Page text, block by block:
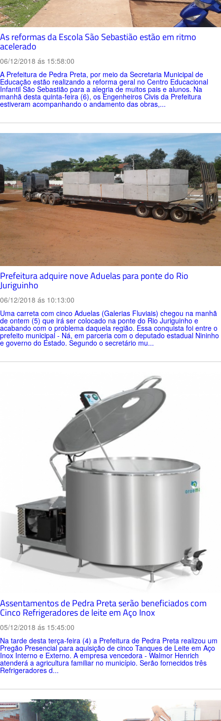
As reformas da Escola São Sebastião estão em ritmo
acelerado
06/12/2018 ás 15:58:00
A Prefeitura de Pedra Preta, por meio da Secretaria Municipal de
Educação estão realizando a reforma geral no Centro Educacional
Infantil São Sebastião para a alegria de muitos pais e alunos. Na
manhã desta quinta-feira (6), os Engenheiros Civis da Prefeitura
estiveram acompanhando o andamento das obras,...
Prefeitura adquire nove Aduelas para ponte do Rio
Juriguinho
06/12/2018 ás 10:13:00
Uma carreta com cinco Aduelas (Galerias Fluviais) chegou na manhã
de ontem (5) que irá ser colocado na ponte do Rio Juriguinho e
acabando com o problema daquela região. Essa conquista foi entre o
prefeito municipal - Ná, em parceria com o deputado estadual Nininho
e governo do Estado. Segundo o secretário mu...
Assentamentos de Pedra Preta serão beneficiados com
Cinco Refrigeradores de leite em Aço Inox
05/12/2018 ás 15:45:00
Na tarde desta terça-feira (4) a Prefeitura de Pedra Preta realizou um
Pregão Presencial para aquisição de cinco Tanques de Leite em Aço
Inox Interno e Externo. A empresa vencedora - Walmor Henrich
atenderá a agricultura familiar no município. Serão fornecidos três
Refrigeradores d...